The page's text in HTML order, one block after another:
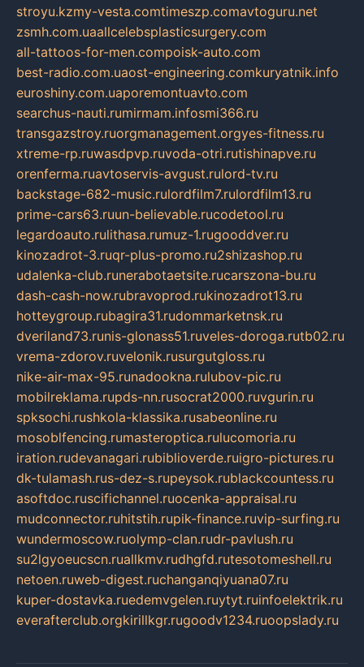
stroyu.kzmy-vesta.comtimeszp.comavtoguru.net
zsmh.com.uaallcelebsplasticsurgery.com
all-tattoos-for-men.compoisk-auto.com
best-radio.com.uaost-engineering.comkuryatnik.info
euroshiny.com.uaporemontuavto.com
searchus-nauti.rumirmam.infosmi366.ru
transgazstroy.ruorgmanagement.orgyes-fitness.ru
xtreme-rp.ruwasdpvp.ruvoda-otri.rutishinapve.ru
orenferma.ruavtoservis-avgust.rulord-tv.ru
backstage-682-music.rulordfilm7.rulordfilm13.ru
prime-cars63.ruun-believable.rucodetool.ru
legardoauto.rulithasa.rumuz-1.rugooddver.ru
kinozadrot-3.ruqr-plus-promo.ru2shizashop.ru
udalenka-club.runerabotaetsite.rucarszona-bu.ru
dash-cash-now.rubravoprod.rukinozadrot13.ru
hotteygroup.rubagira31.rudommarketnsk.ru
dveriland73.runis-glonass51.ruveles-doroga.rutb02.ru
vrema-zdorov.ruvelonik.rusurgutgloss.ru
nike-air-max-95.runadookna.rulubov-pic.ru
mobilreklama.rupds-nn.rusocrat2000.ruvgurin.ru
spksochi.rushkola-klassika.rusabeonline.ru
mosoblfencing.rumasteroptica.rulucomoria.ru
iration.rudevanagari.rubiblioverde.ruigro-pictures.ru
dk-tulamash.rus-dez-s.rupeysok.rublackcountess.ru
asoftdoc.ruscifichannel.ruocenka-appraisal.ru
mudconnector.ruhitstih.rupik-finance.ruvip-surfing.ru
wundermoscow.ruolymp-clan.rudr-pavlush.ru
su2lgyoeucscn.ruallkmv.rudhgfd.rutesotomeshell.ru
netoen.ruweb-digest.ruchanganqiyuana07.ru
kuper-dostavka.ruedemvgelen.ruytyt.ruinfoelektrik.ru
everafterclub.orgkirillkgr.rugoodv1234.ruoopslady.ru